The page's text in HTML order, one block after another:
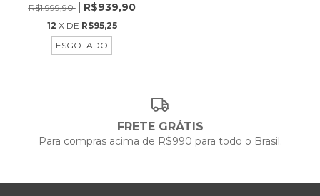
R$1.999,90
R$939,90
12 X DE R$95,25
ESGOTADO
FRETE GRÁTIS
Para compras acima de R$990 para todo o Brasil.